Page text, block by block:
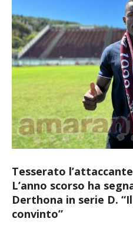
Tesserato
L’anno scorso ha
Derthona in serie D.
convinto”